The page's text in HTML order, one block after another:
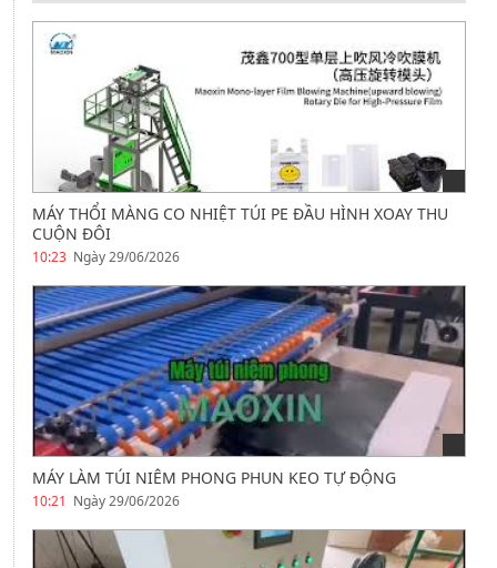
MÁY THỔI MÀNG CO NHIỆT TÚI PE ĐẦU HÌNH XOAY THU
CUỘN ĐÔI
10:23 Ngày 29/06/2026
MÁY LÀM TÚI NIÊM PHONG PHUN KEO TỰ ĐỘNG
10:21 Ngày 29/06/2026